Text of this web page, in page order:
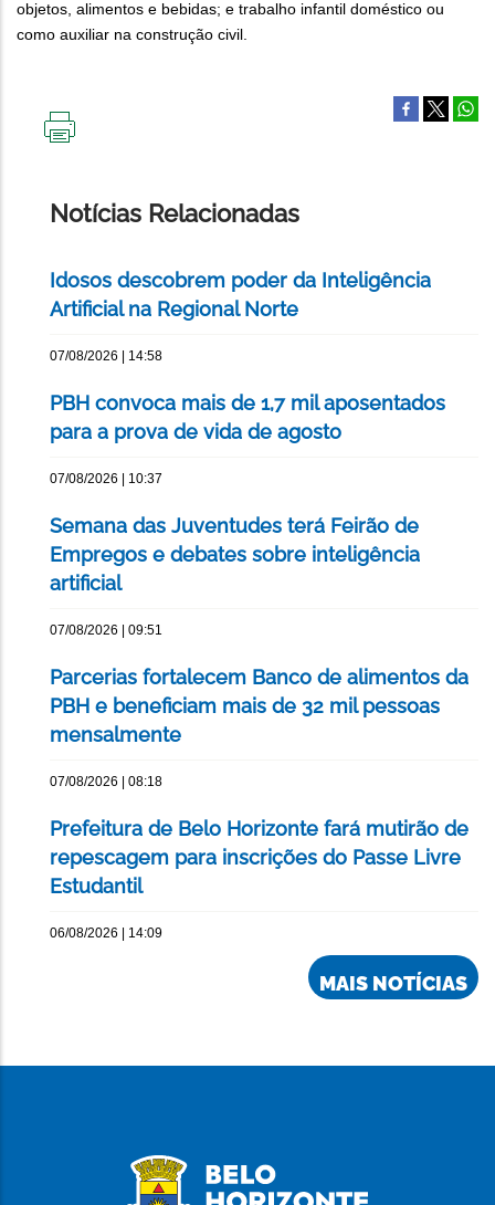
objetos, alimentos e bebidas; e trabalho infantil doméstico ou
como auxiliar na construção civil.
Notícias Relacionadas
Idosos descobrem poder da Inteligência
Artificial na Regional Norte
07/08/2026 | 14:58
PBH convoca mais de 1,7 mil aposentados
para a prova de vida de agosto
07/08/2026 | 10:37
Semana das Juventudes terá Feirão de
Empregos e debates sobre inteligência
artificial
07/08/2026 | 09:51
Parcerias fortalecem Banco de alimentos da
PBH e beneficiam mais de 32 mil pessoas
mensalmente
07/08/2026 | 08:18
Prefeitura de Belo Horizonte fará mutirão de
repescagem para inscrições do Passe Livre
Estudantil
06/08/2026 | 14:09
MAIS NOTÍCIAS